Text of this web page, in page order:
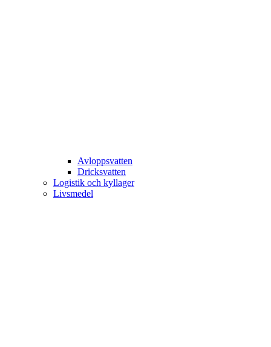
Avloppsvatten
Dricksvatten
Logistik och kyllager
Livsmedel